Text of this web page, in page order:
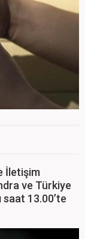
İletişim
ve Türkiye
saat 13.00’te